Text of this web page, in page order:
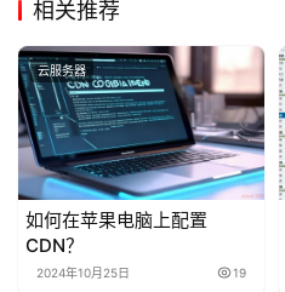
相关推荐
云服务器
如何在苹果电脑上配置
CDN？
2024年10月25日 19